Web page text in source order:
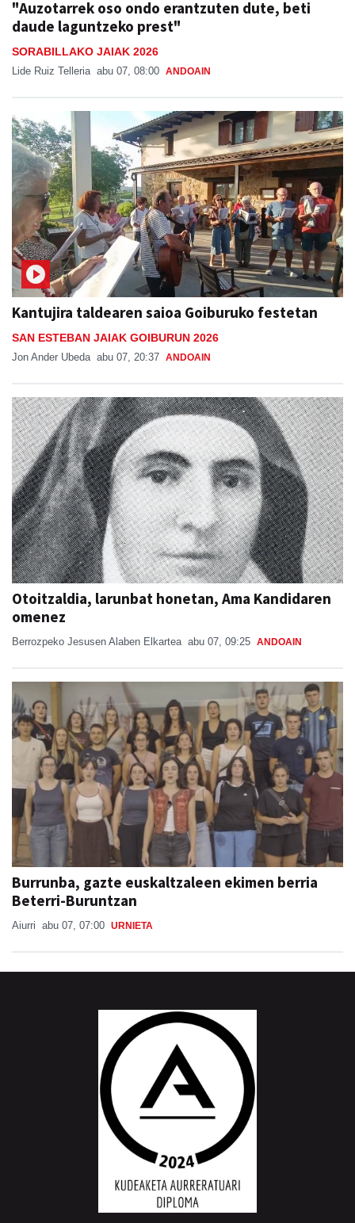
"Auzotarrek oso ondo erantzuten dute, beti
daude laguntzeko prest"
SORABILLAKO JAIAK 2026
Lide Ruiz Telleria abu 07, 08:00 ANDOAIN
Kantujira taldearen saioa Goiburuko festetan
SAN ESTEBAN JAIAK GOIBURUN 2026
Jon Ander Ubeda abu 07, 20:37 ANDOAIN
Otoitzaldia, larunbat honetan, Ama Kandidaren
omenez
Berrozpeko Jesusen Alaben Elkartea abu 07, 09:25 ANDOAIN
Burrunba, gazte euskaltzaleen ekimen berria
Beterri-Buruntzan
Aiurri abu 07, 07:00 URNIETA